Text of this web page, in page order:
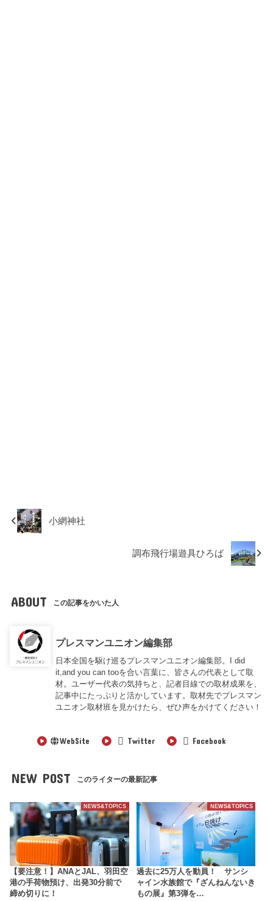
小網神社
調布飛行場遊具ひろば
ABOUT この記事をかいた人
プレスマンユニオン編集部
日本全国を駆け巡るプレスマンユニオン編集部。I did
it,and you can tooを合い言葉に、皆さんの代表として取
材。ユーザー代表の気持ちと、記者目線での取材成果を、
記事中にたっぷりと活かしています。取材先でプレスマン
ユニオン取材班を見かけたら、ぜひ声をかけてください！
WebSite Twitter Facebook
NEW POST このライターの最新記事
NEWS&TOPICS
【要注意！】ANAとJAL、羽田空
港の手荷物預け、出発30分前で
締め切りに！
NEWS&TOPICS
過去に25万人を動員！ サンシ
ャイン水族館で『ざんねんないき
もの展』第3弾を…